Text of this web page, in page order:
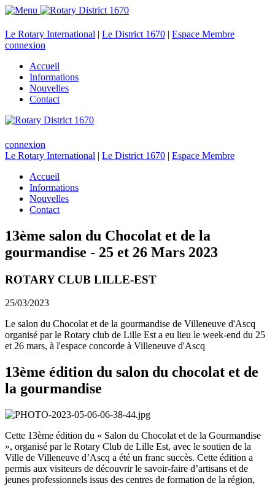
Le Rotary International | Le District 1670 | Espace Membre
connexion
Accueil
Informations
Nouvelles
Contact
connexion
Le Rotary International | Le District 1670 | Espace Membre
Accueil
Informations
Nouvelles
Contact
13ème salon du Chocolat et de la
gourmandise - 25 et 26 Mars 2023
ROTARY CLUB LILLE-EST
25/03/2023
Le salon du Chocolat et de la gourmandise de Villeneuve d'Ascq
organisé par le Rotary club de Lille Est a eu lieu le week-end du 25
et 26 mars, à l'espace concorde à Villeneuve d'Ascq
13ème édition du salon du chocolat et de
la gourmandise
Cette 13ème édition du « Salon du Chocolat et de la Gourmandise
», organisé par le Rotary Club de Lille Est, avec le soutien de la
Ville de Villeneuve d’Ascq a été un franc succès. Cette édition a
permis aux visiteurs de découvrir le savoir-faire d’artisans et de
jeunes professionnels issus des centres de formation de la région,